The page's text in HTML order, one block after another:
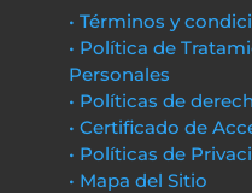
• Términos y
• Política de
Personales
• Políticas de
• Certificado de
• Políticas de
• Mapa del Sitio